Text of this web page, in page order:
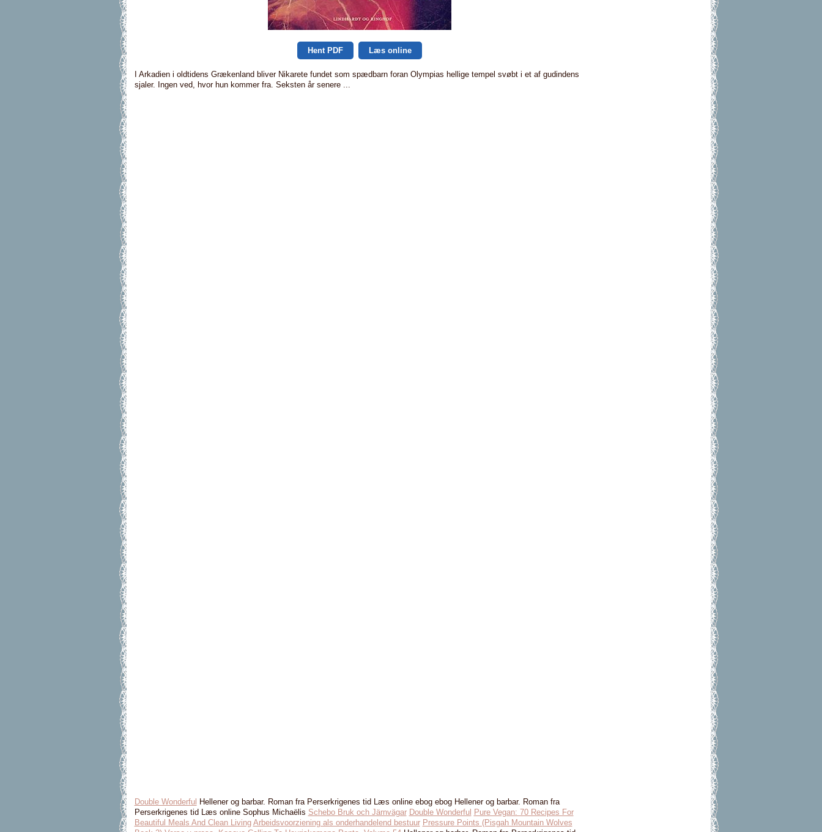
Hent PDF Læs online
I Arkadien i oldtidens Grækenland bliver Nikarete fundet som spædbarn foran Olympias hellige tempel svøbt i et af gudindens
sjaler. Ingen ved, hvor hun kommer fra. Seksten år senere ...
Double Wonderful Hellener og barbar. Roman fra Perserkrigenes tid Læs online ebog ebog Hellener og barbar. Roman fra
Perserkrigenes tid Læs online Sophus Michaëlis Schebo Bruk och Järnvägar Double Wonderful Pure Vegan: 70 Recipes For
Beautiful Meals And Clean Living Arbeidsvoorziening als onderhandelend bestuur Pressure Points (Pisgah Mountain Wolves